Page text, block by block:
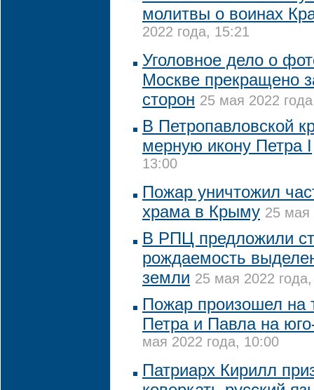
молитвы о воинах
2022 года, 15:21
Уголовное дело о
Москве прекращено
сторон 25 мая 2022
В Петропавловской
мерную икону Петра I
13:00
Пожар уничтожил
храма в Крыму 25 мая
В РПЦ предложили
рождаемость
земли 25 мая 2022
Пожар произошел на
Петра и Павла на
мая 2022 года, 10:00
Патриарх Кирилл